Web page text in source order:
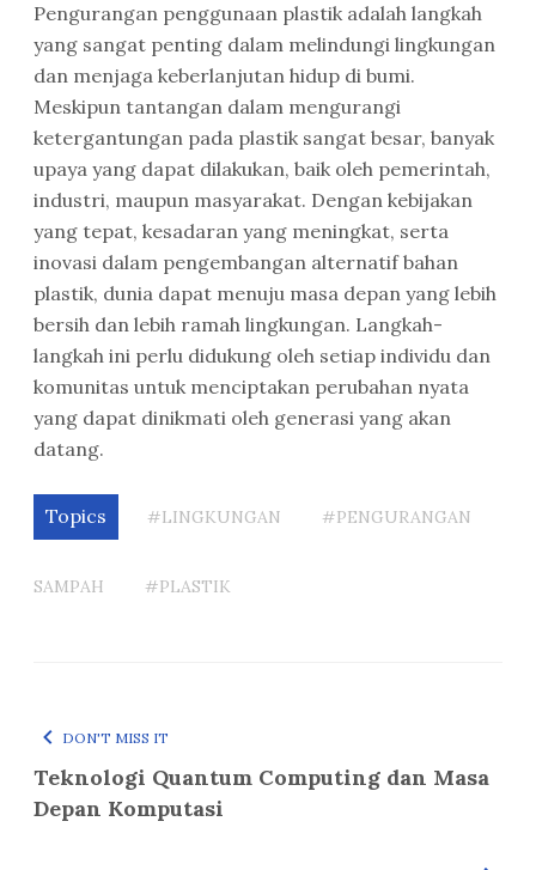
Pengurangan penggunaan plastik adalah langkah
yang sangat penting dalam melindungi lingkungan
dan menjaga keberlanjutan hidup di bumi.
Meskipun tantangan dalam mengurangi
ketergantungan pada plastik sangat besar, banyak
upaya yang dapat dilakukan, baik oleh pemerintah,
industri, maupun masyarakat. Dengan kebijakan
yang tepat, kesadaran yang meningkat, serta
inovasi dalam pengembangan alternatif bahan
plastik, dunia dapat menuju masa depan yang lebih
bersih dan lebih ramah lingkungan. Langkah-
langkah ini perlu didukung oleh setiap individu dan
komunitas untuk menciptakan perubahan nyata
yang dapat dinikmati oleh generasi yang akan
datang.
Topics #LINGKUNGAN #PENGURANGAN
SAMPAH #PLASTIK
DON'T MISS IT
Teknologi Quantum Computing dan Masa
Depan Komputasi